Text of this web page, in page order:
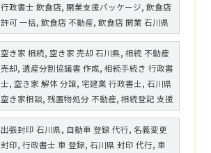
行政書士 飲食店, 開業支援パッケージ, 飲食店
許可 一括, 飲食店 不動産, 飲食店 開業 石川県
空き家 相続, 空き家 売却 石川県, 相続 不動産
売却, 遺産分割協議書 作成, 相続手続き 行政書
士, 空き家 解体 分譲, 宅建業 行政書士, 石川県
空き家相談, 残置物処分 不動産, 相続登記 支援
出張封印 石川県, 自動車 登録 代行, 名義変更
封印, 行政書士 車 登録, 石川県 封印 代行, 車